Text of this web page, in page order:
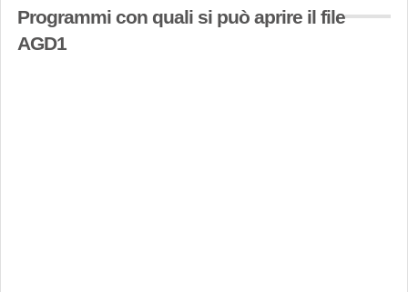
Programmi con quali si può aprire il file
AGD1